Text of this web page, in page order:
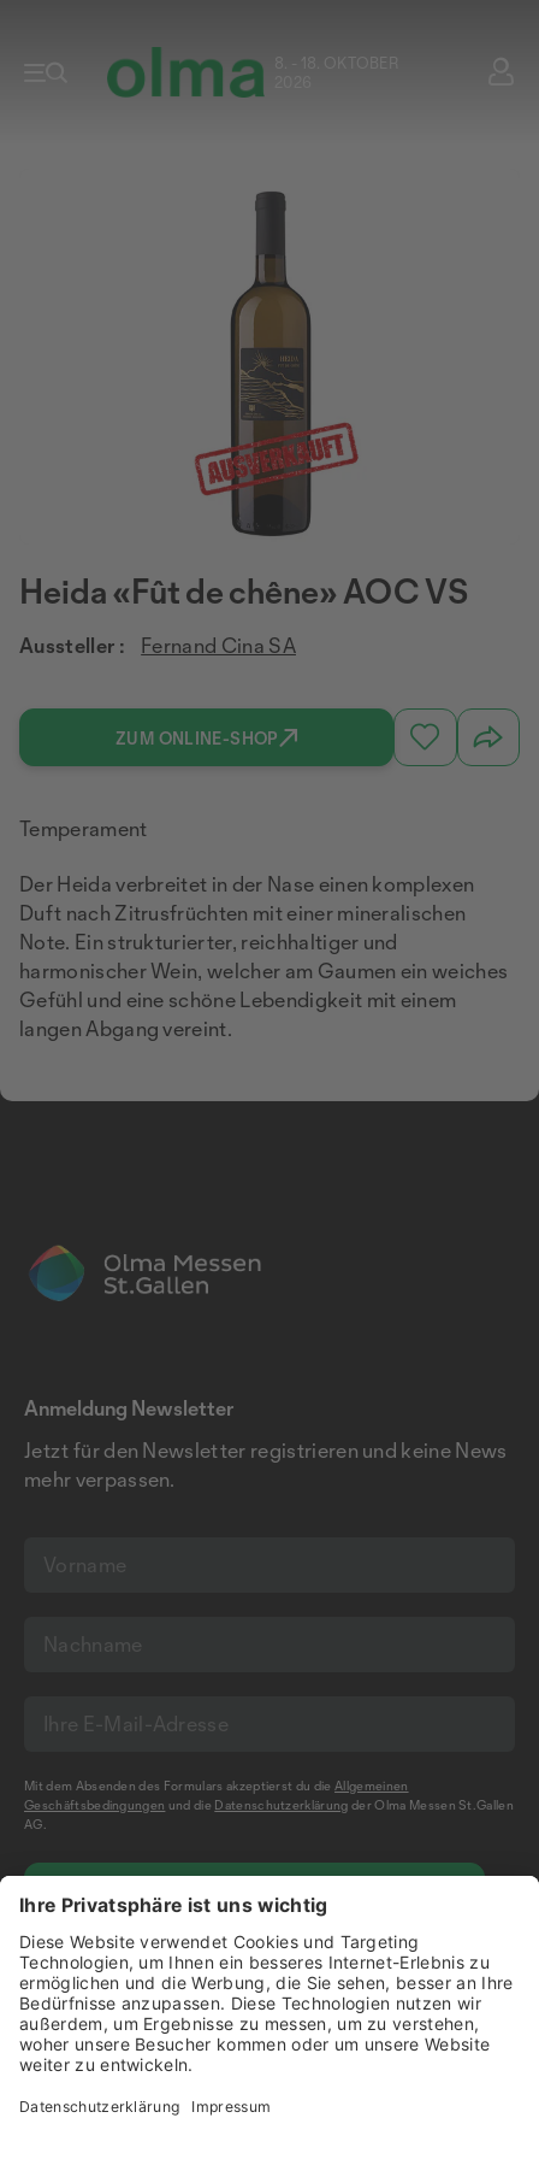
8. - 18. OKTOBER
Heida «Fût de chêne» AOC VS
Aussteller : Fernand Cina SA
ZUM ONLINE-SHOP
Temperament
Der Heida verbreitet in der Nase einen komplexen
Duft nach Zitrusfrüchten mit einer mineralischen
Note. Ein strukturierter, reichhaltiger und
harmonischer Wein, welcher am Gaumen ein weiches
Gefühl und eine schöne Lebendigkeit mit einem
langen Abgang vereint.
Anmeldung Newsletter
Jetzt für den Newsletter registrieren und keine News
mehr verpassen.
Mit dem Absenden des Formulars akzeptierst du dieAllgemeinen
Geschäftsbedingungen und die Datenschutzerklärung der Olma Messen St.Gallen
AG.